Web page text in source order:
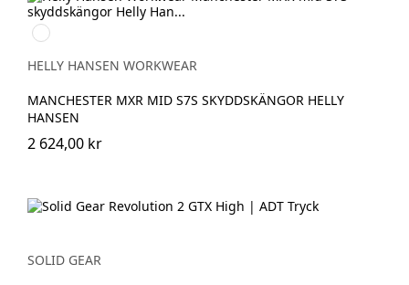
992
BLACK/ORANGE
HELLY HANSEN WORKWEAR
MANCHESTER MXR MID S7S SKYDDSKÄNGOR HELLY
HANSEN
2 624,00 kr
SOLID GEAR